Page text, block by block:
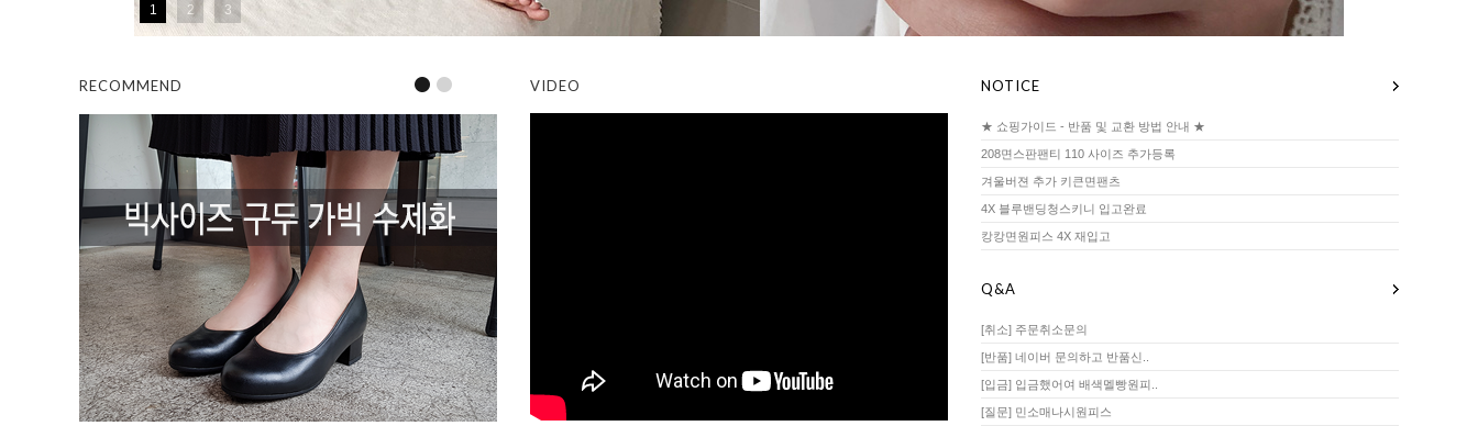
1 2 3
RECOMMEND VIDEO NOTICE
★ 쇼핑가이드 - 반품 및 교환 방법 안내 ★
208면스판팬티 110 사이즈 추가등록
겨울버젼 추가 키큰면팬츠
4X 블루밴딩청스키니 입고완료
캉캉면원피스 4X 재입고
Q&A
[취소] 주문취소문의
[반품] 네이버 문의하고 반품신..
[입금] 입금했어여 배색멜빵원피..
[질문] 민소매나시원피스